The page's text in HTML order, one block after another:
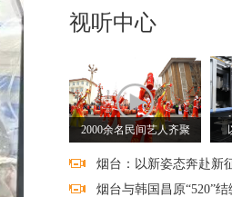
视听中心
2000余名民间艺人齐聚
烟台：以新姿态奔赴新
烟台与韩国昌原“520”